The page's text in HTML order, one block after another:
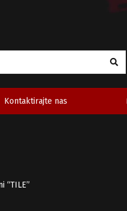
Kontaktirajte nas
“TILE”